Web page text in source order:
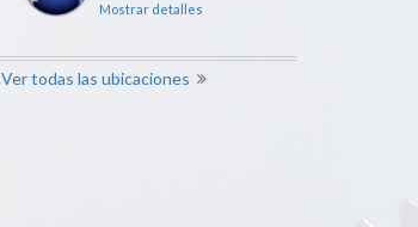
Mostrar detalles
Ver todas las ubicaciones